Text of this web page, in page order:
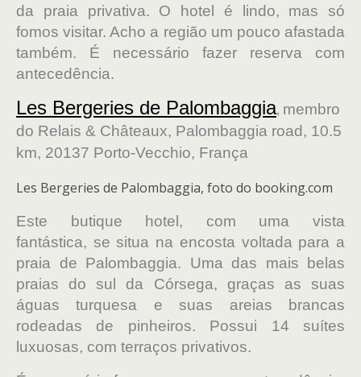
da praia privativa. O hotel é lindo, mas só
fomos visitar. Acho a região um pouco afastada
também. É necessário fazer reserva com
antecedência.
Les Bergeries de Palombaggia, membro
do Relais & Châteaux, Palombaggia road, 10.5
km, 20137 Porto-Vecchio, França
Les Bergeries de Palombaggia, foto do booking.com
Este butique hotel, com uma vista
fantástica, se situa na encosta voltada para a
praia de Palombaggia. Uma das mais belas
praias do sul da Córsega, graças as suas
águas turquesa e suas areias brancas
rodeadas de pinheiros. Possui 14 suítes
luxuosas, com terraços privativos.